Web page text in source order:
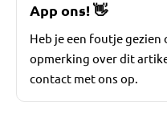
App ons!👋
Heb je een foutje gezien
opmerking over dit
contact met ons op.